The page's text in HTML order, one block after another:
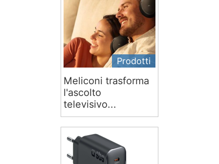
Prodotti
Meliconi trasforma
l'ascolto
televisivo...